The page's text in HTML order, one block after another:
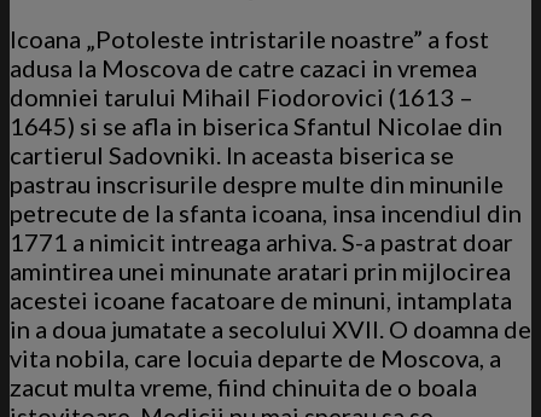
Icoana „Potoleste intristarile noastre” a fost
adusa la Moscova de catre cazaci in vremea
domniei tarului Mihail Fiodorovici (1613 –
1645) si se afla in biserica Sfantul Nicolae din
cartierul Sadovniki. In aceasta biserica se
pastrau inscrisurile despre multe din minunile
petrecute de la sfanta icoana, insa incendiul din
1771 a nimicit intreaga arhiva. S-a pastrat doar
amintirea unei minunate aratari prin mijlocirea
acestei icoane facatoare de minuni, intamplata
in a doua jumatate a secolului XVII. O doamna de
vita nobila, care locuia departe de Moscova, a
zacut multa vreme, fiind chinuita de o boala